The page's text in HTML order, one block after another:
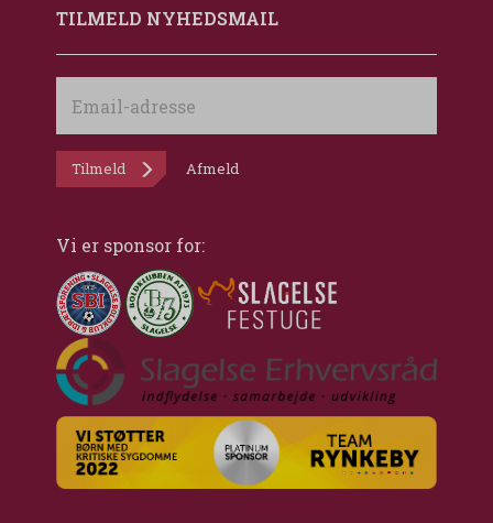
TILMELD NYHEDSMAIL
adresse
Tilmeld Afmeld
Vi er sponsor for: